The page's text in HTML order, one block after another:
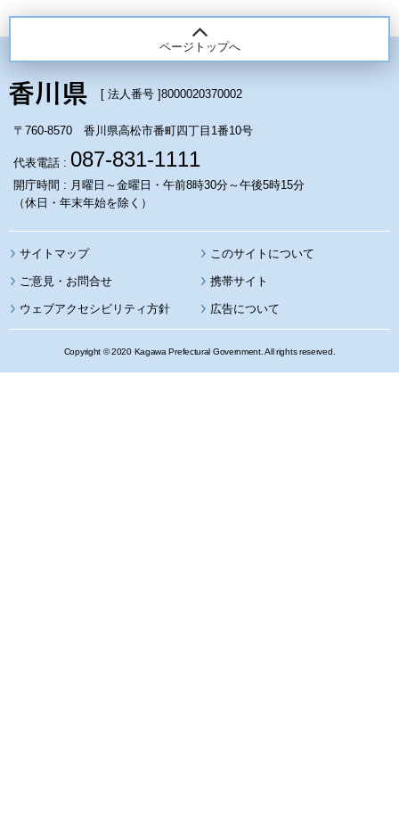
ページトップへ
[ 法人番号 ]8000020370002
〒760-8570 香川県高松市番町四丁目1番10号
代表電話 : 087-831-1111
開庁時間 : 月曜日～金曜日・午前8時30分～午後5時15分
（休日・年末年始を除く）
サイトマップ このサイトについて
携帯サイト
ウェブアクセシビリティ方針 広告について
Copyright © 2020 Kagawa Prefectural Government. All rights reserved.